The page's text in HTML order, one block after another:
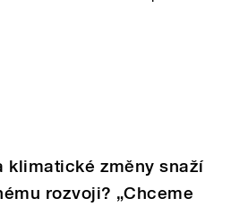
klimatické změny snaží
rozvoji? „Chceme